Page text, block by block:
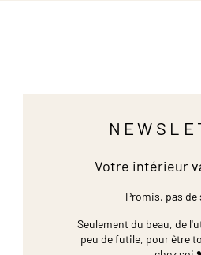
Votre intérieur
Promis, pas de
Seulement du beau, de
peu de futile, pour être